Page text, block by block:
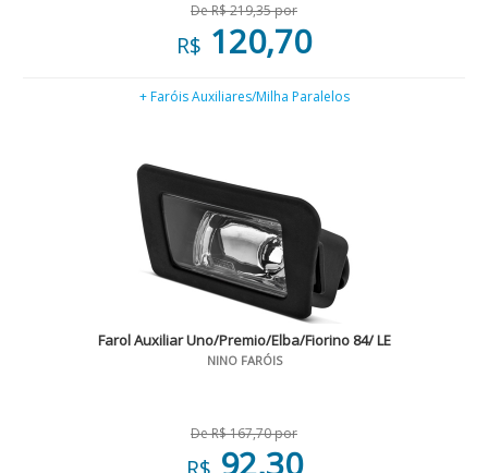
De R$ 219,35 por
R$ 120,70
+ Faróis Auxiliares/Milha Paralelos
Farol Auxiliar Uno/Premio/Elba/Fiorino 84/ LE
NINO FARÓIS
De R$ 167,70 por
92,30